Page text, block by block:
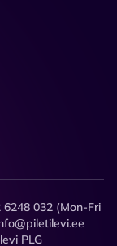
032 (Mon-Fri
PLG